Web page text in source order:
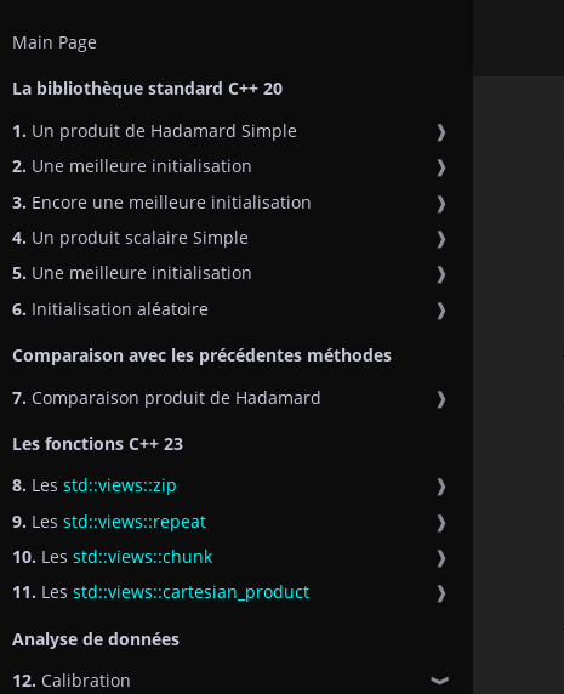
Main Page
La bibliothèque standard C++ 20
1. Un produit de Hadamard Simple
❱
2. Une meilleure initialisation
❱
3. Encore une meilleure initialisation
❱
4. Un produit scalaire Simple
❱
5. Une meilleure initialisation
❱
6. Initialisation aléatoire ❱
Comparaison avec les précédentes méthodes
7. Comparaison produit de Hadamard ❱
Les fonctions C++ 23
8. Les std::views::zip
❱
9. Les std::views::repeat
❱
10. Les std::views::chunk
❱
11. Les std::views::cartesian_product ❱
Analyse de données
12. Calibration ❱